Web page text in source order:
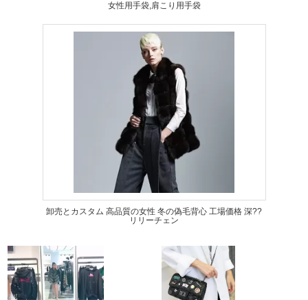
女性用手袋,肩こり用手袋
卸売とカスタム 高品質の女性 冬の偽毛背心 工場価格 深??
リリーチェン